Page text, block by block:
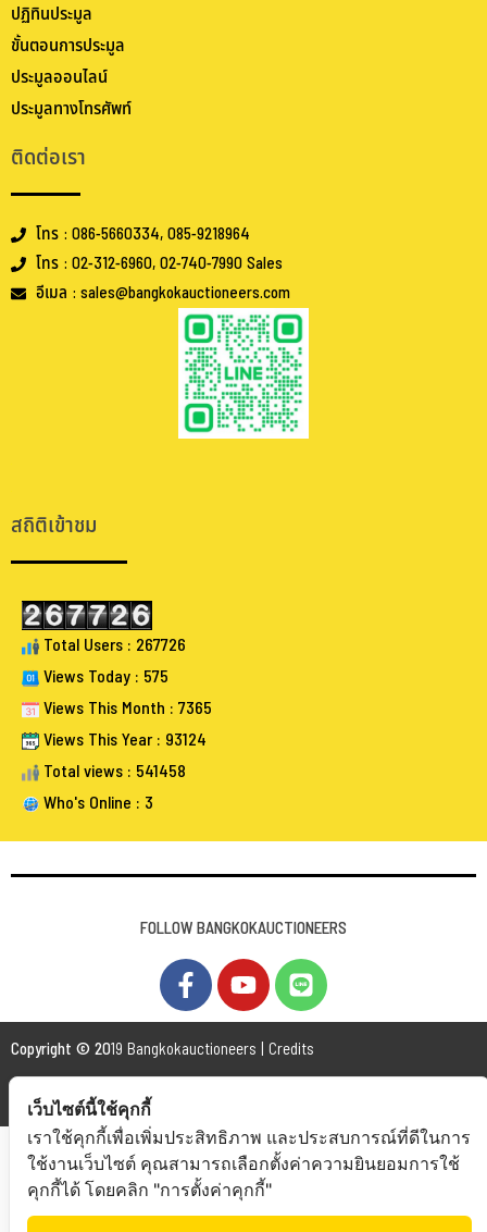
ปฏิทินประมูล
ขั้นตอนการประมูล
ประมูลออนไลน์
ประมูลทางโทรศัพท์
ติดต่อเรา
โทร : 086-5660334, 085-9218964
โทร : 02-312-6960, 02-740-7990 Sales
อีเมล : sales@bangkokauctioneers.com
สถิติเข้าชม
Total Users : 267726
Views Today : 575
Views This Month : 7365
Views This Year : 93124
Total views : 541458
Who's Online : 3
FOLLOW BANGKOKAUCTIONEERS
Copyright © 2019 Bangkokauctioneers | Credits
เว็บไซต์นี้ใช้คุกกี้
เราใช้คุกกี้เพื่อเพิ่มประสิทธิภาพ และประสบการณ์ที่ดีในการ
ใช้งานเว็บไซต์ คุณสามารถเลือกตั้งค่าความยินยอมการใช้
คุกกี้ได้ โดยคลิก "การตั้งค่าคุกกี้"